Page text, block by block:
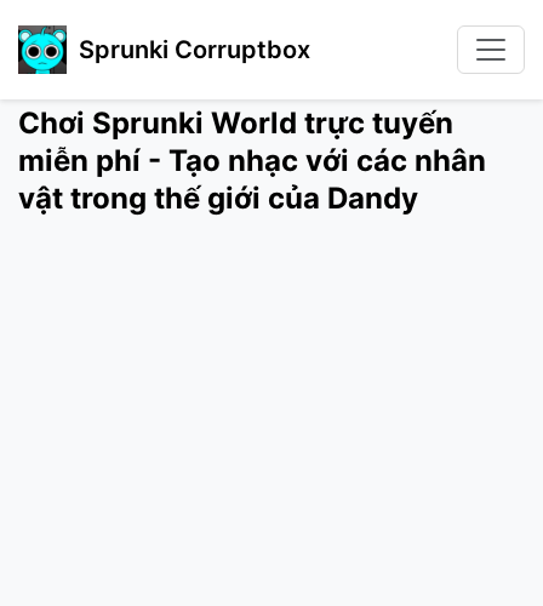
Sprunki Corruptbox
Chơi Sprunki World trực tuyến
miễn phí - Tạo nhạc với các nhân
vật trong thế giới của Dandy